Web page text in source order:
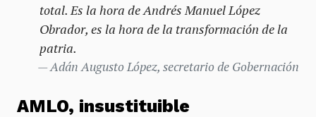
total. Es la hora de Andrés Manuel López
Obrador, es la hora de la transformación de la
patria.
Adán Augusto López, secretario de Gobernación
AMLO, insustituible